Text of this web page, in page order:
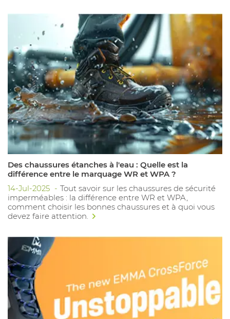
Des chaussures étanches à l'eau : Quelle est la
différence entre le marquage WR et WPA ?
14-Jul-2025
Tout savoir sur les chaussures de sécurité
imperméables : la différence entre WR et WPA,
comment choisir les bonnes chaussures et à quoi vous
devez faire attention.